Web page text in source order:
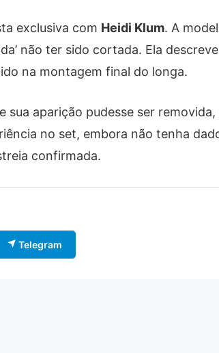
exclusiva com Heidi Klum. A
não ter sido cortada. Ela
na montagem final do longa.
aparição pudesse ser
no set, embora não tenha
confirmada.
Telegram